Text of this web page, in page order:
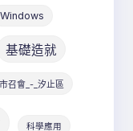
Windows
基礎造就
召會_-_汐止區
科學應用